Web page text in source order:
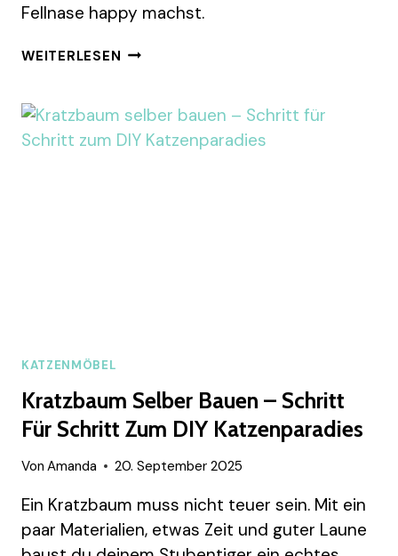
Fellnase happy machst.
WEITERLESEN WOHNUNG
KATZEN
–
GEMÜTLICH
KATZENMÖBEL
Kratzbaum Selber Bauen – Schritt
Für Schritt Zum DIY Katzenparadies
Von Amanda 20. September 2025
Ein Kratzbaum muss nicht teuer sein. Mit ein
paar Materialien, etwas Zeit und guter Laune